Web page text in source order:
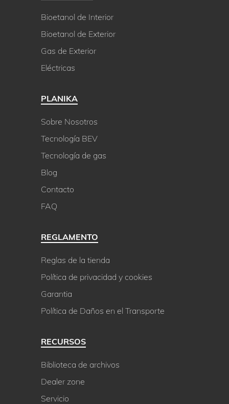
Bioetanol de Interior
Bioetanol de Exterior
Gas de Exterior
Eléctricas
PLANIKA
Sobre Nosotros
Tecnología BEV
Tecnología de gas
Blog
Contacto
FAQ
REGLAMENTO
Reglas de la tienda
Política de privacidad y cookies
Garantia
Política de Daños en el Transporte
RECURSOS
Biblioteca de archivos
Dealer zone
Servicio